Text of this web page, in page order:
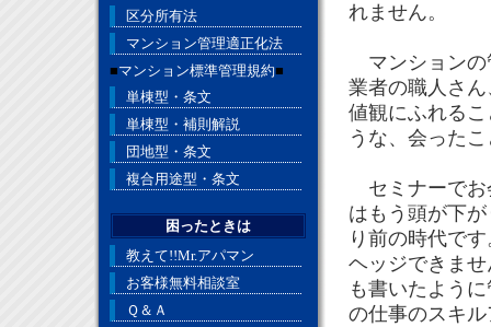
れません。
マンションの
業者の職人さ
値観にふれる
うな、会った
セミナーでお
はもう頭が下
り前の時代で
ヘッジできま
も書いたよう
の仕事のスキ
区分所有法
マンション管理適正化法
■マンション標準管理規約■
単棟型・条文
単棟型・補則解説
団地型・条文
複合用途型・条文
困ったときは
教えて!!Mr.アパマン
お客様無料相談室
Ｑ＆Ａ